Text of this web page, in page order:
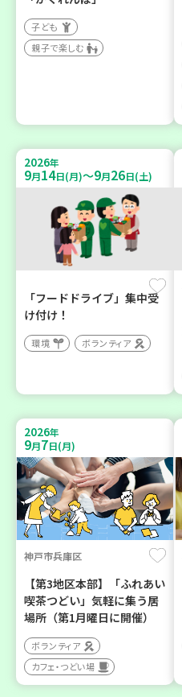
子ども
親子で楽しむ
2026年
9月14日(月)～9月26日(土)
「フードドライブ」集中受
け付け！
環境 ボランティア
2026年
9月7日(月)
神戸市兵庫区
【第3地区本部】「ふれあい
喫茶つどい」気軽に集う居
場所（第1月曜日に開催）
ボランティア
カフェ・つどい場